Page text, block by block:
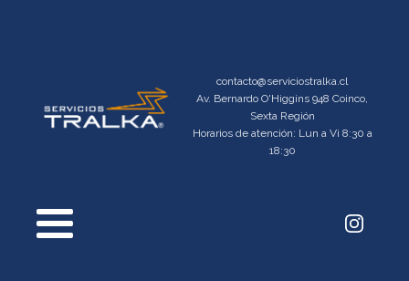
contacto@serviciostralka.cl
Av. Bernardo O'Higgins 948 Coinco,
Sexta Región
Horarios de atención: Lun a Vi 8:30 a
18:30